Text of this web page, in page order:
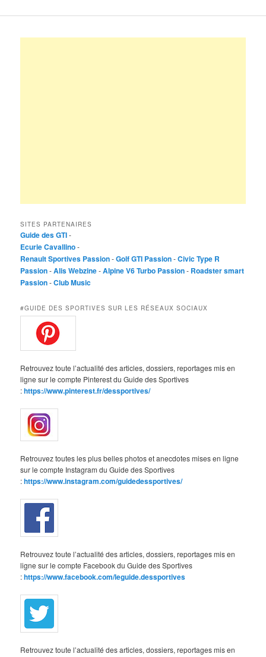
SITES PARTENAIRES
Guide des GTI-
Ecurie Cavallino-
Renault Sportives Passion-Golf GTI Passion-Civic Type R
Passion-Alis Webzine-Alpine V6 Turbo Passion- Roadster smart
Passion-Club Music
#GUIDE DES SPORTIVES SUR LES RÉSEAUX SOCIAUX
Retrouvez toute l’actualité des articles, dossiers, reportages mis en
ligne sur le compte Pinterest du Guide des Sportives
:https://www.pinterest.fr/dessportives/
Retrouvez toutes les plus belles photos et anecdotes mises en ligne
sur le compte Instagram du Guide des Sportives
:https://www.instagram.com/guidedessportives/
Retrouvez toute l’actualité des articles, dossiers, reportages mis en
ligne sur le compte Facebook du Guide des Sportives
:https://www.facebook.com/leguide.dessportives
Retrouvez toute l’actualité des articles, dossiers, reportages mis en